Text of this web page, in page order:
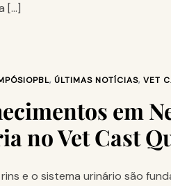
[…]
, ÚLTIMAS NOTÍCIAS, VET
em
no Vet Cast
e o sistema urinário são